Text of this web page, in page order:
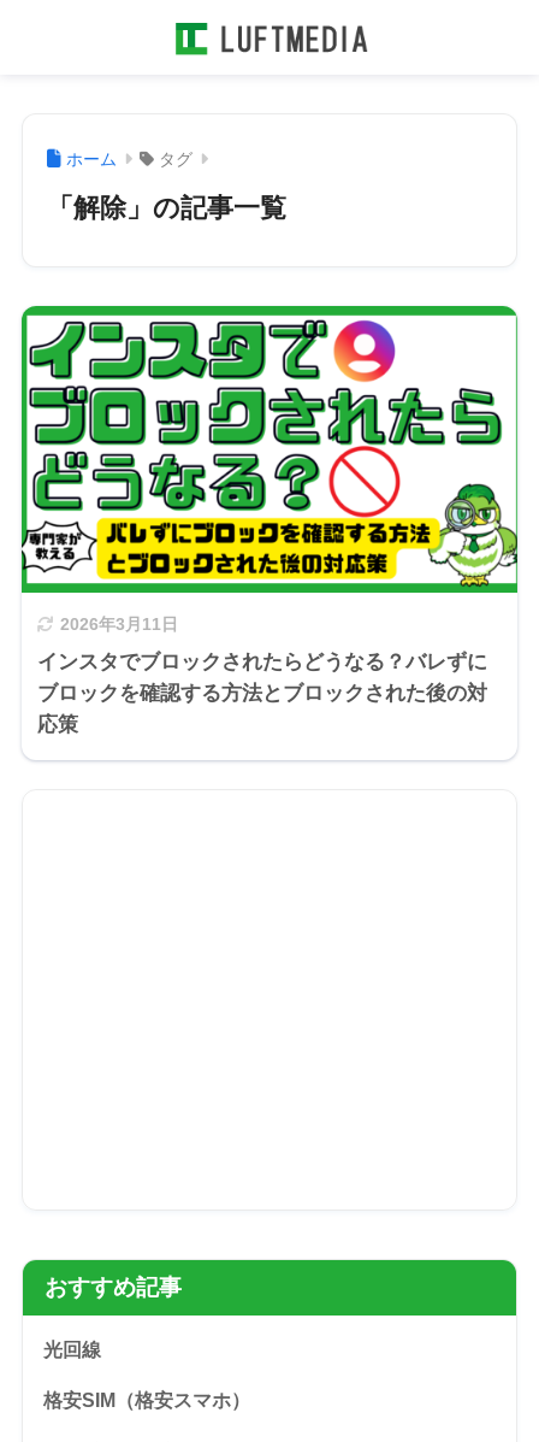
ホーム タグ
「解除」の記事一覧
2026年3月11日
インスタでブロックされたらどうなる？バレずに
ブロックを確認する方法とブロックされた後の対
応策
おすすめ記事
光回線
格安SIM（格安スマホ）